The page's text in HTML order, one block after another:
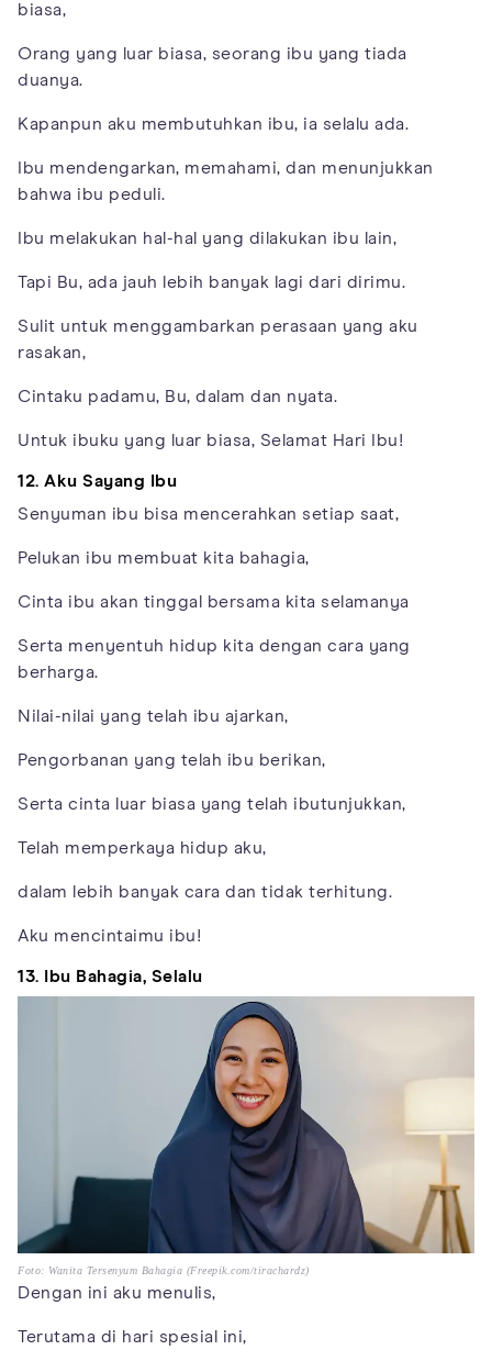
biasa,
Orang yang luar biasa, seorang ibu yang tiada
duanya.
Kapanpun aku membutuhkan ibu, ia selalu ada.
Ibu mendengarkan, memahami, dan menunjukkan
bahwa ibu peduli.
Ibu melakukan hal-hal yang dilakukan ibu lain,
Tapi Bu, ada jauh lebih banyak lagi dari dirimu.
Sulit untuk menggambarkan perasaan yang aku
rasakan,
Cintaku padamu, Bu, dalam dan nyata.
Untuk ibuku yang luar biasa, Selamat Hari Ibu!
12. Aku Sayang Ibu
Senyuman ibu bisa mencerahkan setiap saat,
Pelukan ibu membuat kita bahagia,
Cinta ibu akan tinggal bersama kita selamanya
Serta menyentuh hidup kita dengan cara yang
berharga.
Nilai-nilai yang telah ibu ajarkan,
Pengorbanan yang telah ibu berikan,
Serta cinta luar biasa yang telah ibutunjukkan,
Telah memperkaya hidup aku,
dalam lebih banyak cara dan tidak terhitung.
Aku mencintaimu ibu!
13. Ibu Bahagia, Selalu
Foto: Wanita Tersenyum Bahagia (Freepik.com/tirachardz)
Dengan ini aku menulis,
Terutama di hari spesial ini,